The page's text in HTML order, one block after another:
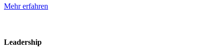
Mehr erfahren
Leadership